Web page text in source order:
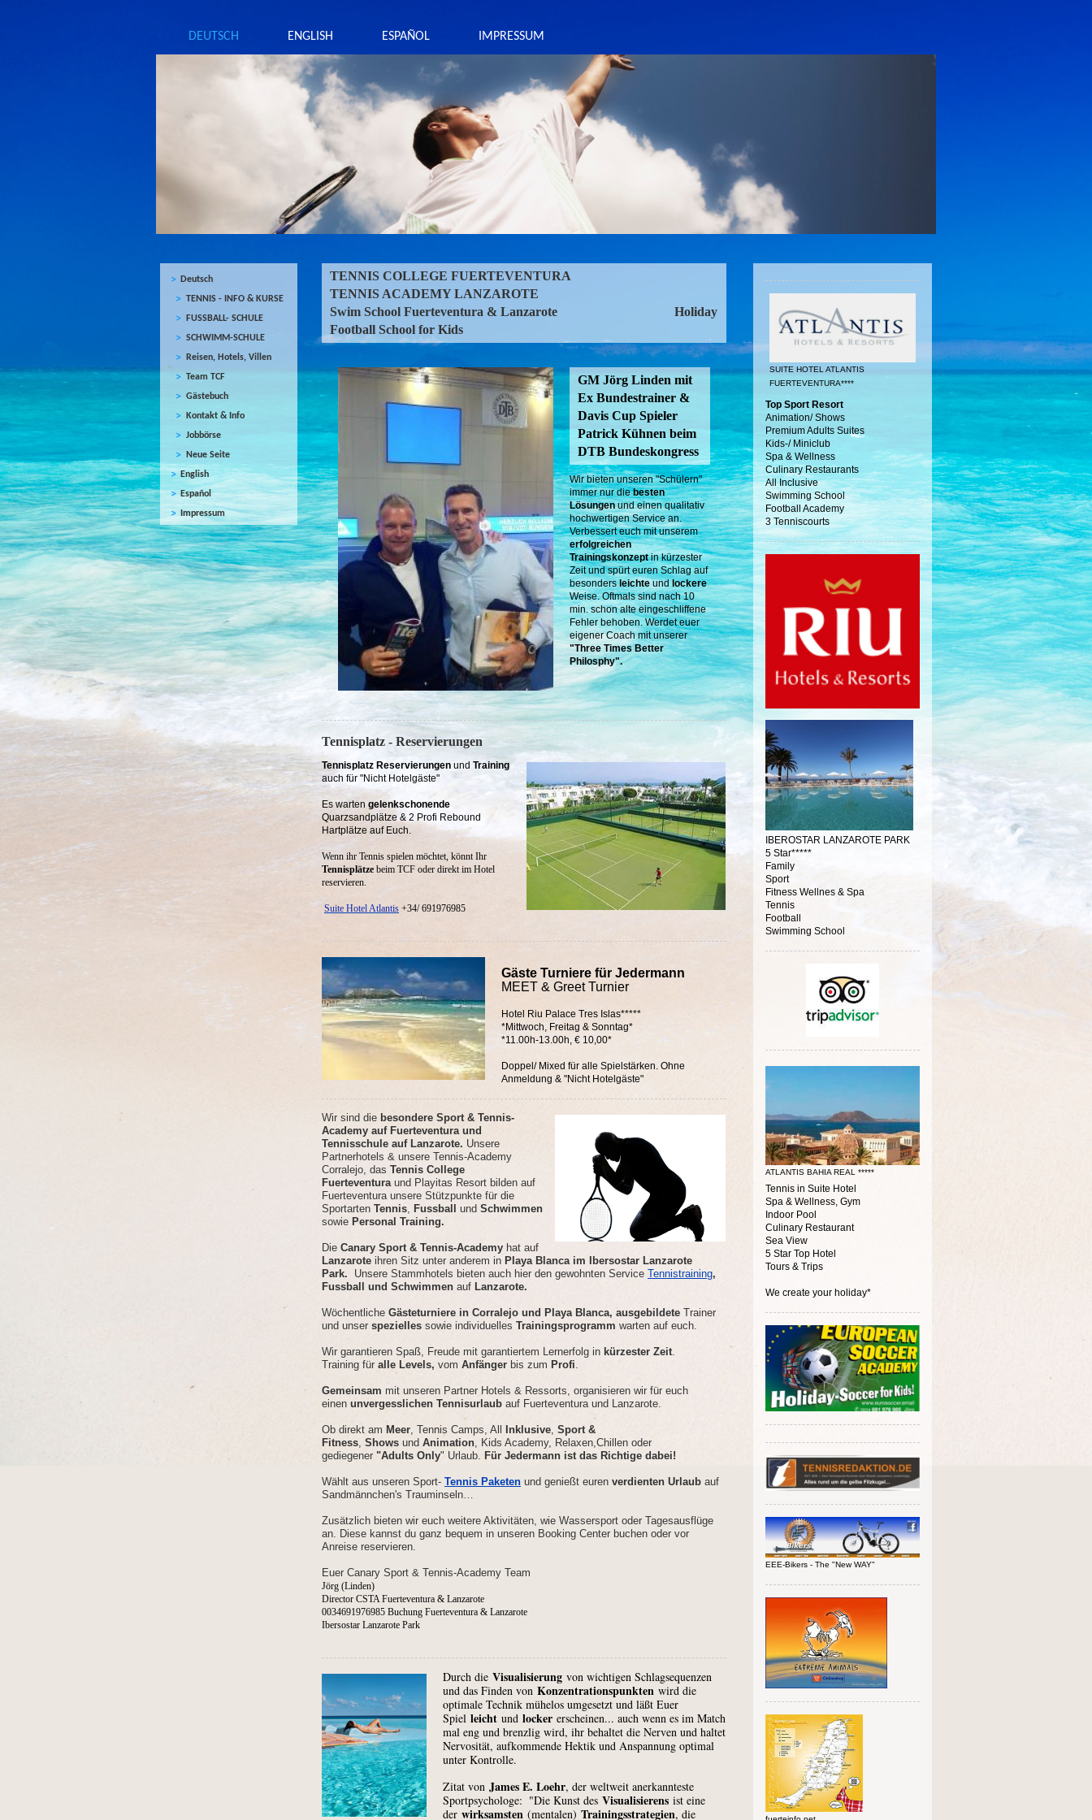
DEUTSCH ENGLISH ESPAÑOL IMPRESSUM
Deutsch
TENNIS - INFO & KURSE
FUSSBALL- SCHULE
SCHWIMM-SCHULE
Reisen, Hotels, Villen
Team TCF
Gästebuch
Kontakt & Info
Jobbörse
Neue Seite
English
Español
Impressum
TENNIS COLLEGE FUERTEVENTURA
TENNIS ACADEMY LANZAROTE
Swim School Fuerteventura & Lanzarote Holiday
Football School for Kids
GM Jörg Linden mit
Ex Bundestrainer &
Davis Cup Spieler
Patrick Kühnen beim
DTB Bundeskongress
Wir bieten unseren "Schülern"
immer nur diebesten
Lösungenund einen qualitativ
hochwertigen Service an.
Verbessert euch mit unserem
erfolgreichen
Trainingskonzeptin kürzester
Zeit und spürt euren Schlag auf
besondersleichteundlockere
Weise. Oftmals sind nach 10
min. schon alte eingeschliffene
Fehler behoben. Werdet euer
eigener Coach mit unserer
"Three Times Better
Philosphy".
Tennisplatz - Reservierungen
Tennisplatz Reservierungen und Training
auch für "Nicht Hotelgäste"
Es warten gelenkschonende
Quarzsandplätze & 2 Profi Rebound
Hartplätze auf Euch.
Wenn ihr Tennis spielen möchtet, könnt Ihr
Tennisplätze beim TCF oder direkt im Hotel
reservieren.
Suite Hotel Atlantis +34/ 691976985
Gäste Turniere für Jedermann
MEET & Greet Turnier
Hotel Riu Palace Tres Islas*****
*Mittwoch, Freitag & Sonntag*
*11.00h-13.00h, € 10,00*
Doppel/ Mixed für alle Spielstärken. Ohne
Anmeldung & "Nicht Hotelgäste "
Wir sind die besondere Sport & Tennis-
Academy auf Fuerteventura und
Tennisschule auf Lanzarote. Unsere
Partnerhotels & unsere Tennis-Academy
Corralejo, das Tennis College
Fuerteventura und Playitas Resort bilden auf
Fuerteventura unsere Stützpunkte für die
Sportarten Tennis Fussball und Schwimmen
sowie Personal Training.
Die Canary Sport & Tennis-Academy hat auf
Lanzarote ihren Sitz unter anderem in Playa Blanca im Ibersostar Lanzarote
Park.
Unsere Stammhotels bieten auch hier den gewohnten Service Tennistraining,
Fussball und Schwimmen auf Lanzarote.
Wöchentliche Gästeturniere in Corralejo und Playa Blanca, ausgebildete Trainer
und unser spezielles sowie individuelles Trainingsprogramm warten auf euch.
Wir garantieren Spaß, Freude mit garantiertem Lernerfolg in kürzester Zeit
Training für alle Levels, vom Anfänger bis zum Profi
Gemeinsam mit unseren Partner Hotels & Ressorts, organisieren wir für euch
einen unvergesslichen Tennisurlaub auf Fuerteventura und Lanzarote.
Ob direkt am Meer , Tennis Camps, All Inklusive Sport &
Fitness Shows und Animation , Kids Academy, Relaxen,Chillen oder
gediegener "Adults Only" Urlaub. Für Jedermann ist das Richtige dabei!
Wählt aus unseren Sport- Tennis Paketen und genießt euren verdienten Urlaub auf
Sandmännchen's Trauminseln…
Zusätzlich bieten wir euch weitere Aktivitäten, wie Wassersport oder Tagesausflüge
an. Diese kannst du ganz bequem in unseren Booking Center buchen oder vor
Anreise reservieren.
Euer Canary Sport & Tennis-Academy Team
Jörg (Linden)
Director CSTA Fuerteventura & Lanzarote
0034691976985 Buchung Fuerteventura & Lanzarote
Ibersostar Lanzarote Park
Durch die Visualisierung von wichtigen Schlagsequenzen
und das Finden von Konzentrationspunkten wird die
optimale Technik mühelos umgesetzt und läßt Euer
Spiel leicht und locker erscheinen... auch wenn es im Match
mal eng und brenzlig wird, ihr behaltet die Nerven und haltet
Nervosität, aufkommende Hektik und Anspannung optimal
unter Kontrolle.
Zitat von James E. Loehr, der weltweit anerkannteste
Sportpsychologe: "Die Kunst des Visualisierens ist eine
der wirksamsten (mentalen) Trainingsstrategien, die
SUITE HOTEL ATLANTIS
FUERTEVENTURA****
Top Sport Resort
Animation/ Shows
Premium Adults Suites
Kids-/ Miniclub
Spa & Wellness
Culinary Restaurants
All Inclusive
Swimming School
Football Academy
3 Tenniscourts
IBEROSTAR LANZAROTE PARK
5 Star*****
Family
Sport
Fitness Wellnes & Spa
Tennis
Football
Swimming School
ATLANTIS BAHIA REAL *****
Tennis in Suite Hotel
Spa & Wellness, Gym
Indoor Pool
Culinary Restaurant
Sea View
5 Star Top Hotel
Tours & Trips
We create your holiday*
EEE-Bikers - The "New WAY"